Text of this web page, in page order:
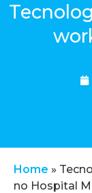
Home »
no Hospital